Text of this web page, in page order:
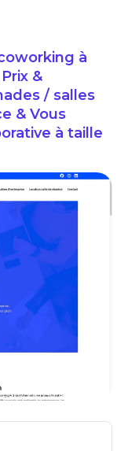
à
&
/ salles
& Vous
à taille
Adresse